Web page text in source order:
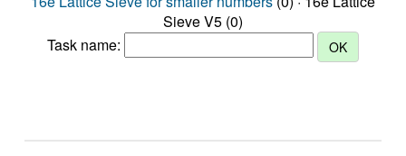
Sieve V5 (0)
Task name: